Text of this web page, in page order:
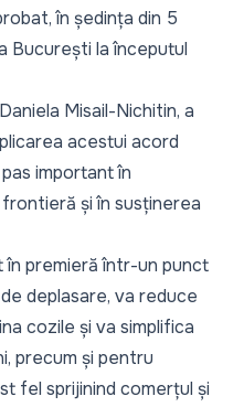
în ședința din 5
București la începutul
Misail-Nichitin, a
acestui acord
important în
și în susținerea
premieră într-un punct
deplasare, va reduce
cozile și va simplifica
precum și pentru
fel sprijinind comerțul și